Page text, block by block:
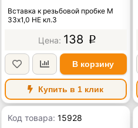
Вставка к резьбовой пробке М
33х1,0 НЕ кл.3
138 p
В корзину
Купить в 1 клик
Код товара:15928